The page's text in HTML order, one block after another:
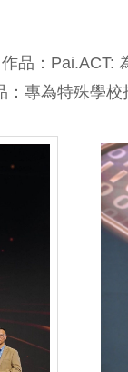
：Pai.ACT:
專為特殊學